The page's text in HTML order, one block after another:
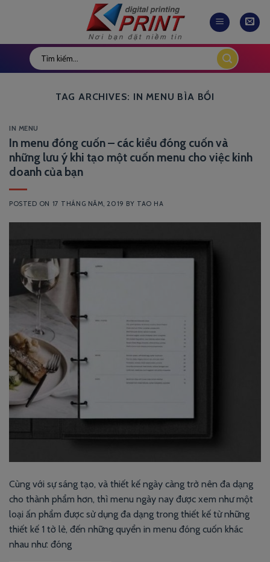
TAG ARCHIVES: IN MENU BÌA BỒI
IN MENU
In menu đóng cuốn – các kiểu đóng cuốn và
những lưu ý khi tạo một cuốn menu cho việc kinh
doanh của bạn
POSTED ON 17 THÁNG NĂM, 2019 BY TAO HA
Cùng với sự sáng tạo, và thiết kế ngày càng trở nên đa dạng
cho thành phẩm hơn, thì menu ngày nay được xem như một
loại ấn phẩm được sử dụng đa dạng trong thiết kế từ những
thiết kế 1 tờ lẻ, đến những quyển in menu đóng cuốn khác
nhau như: đóng